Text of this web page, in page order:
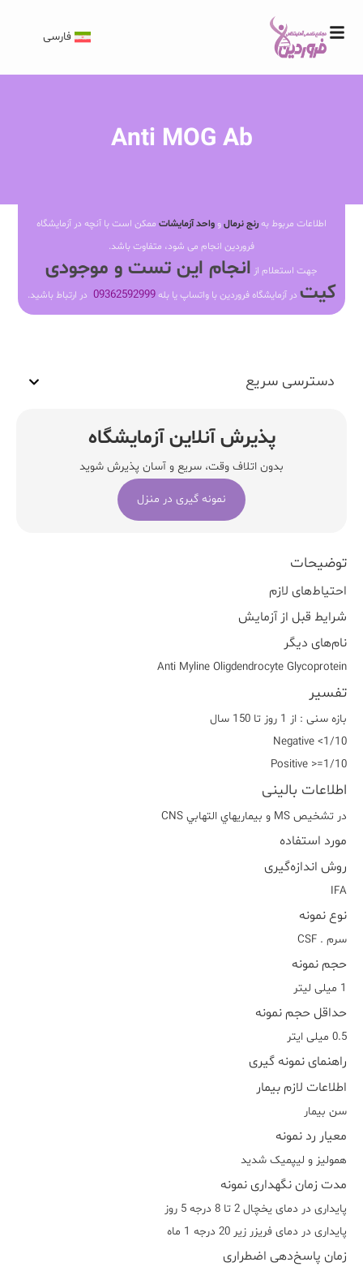
فارسی
Anti MOG Ab
اطلاعات مربوط بهرنج نرمالو واحد آزمایشات ممکن است با آنچه در آزمایشگاه
فروردین انجام می شود، متفاوت باشد.
جهت استعلام از انجام این تست و موجودی
کیت در آزمایشگاه فروردین با واتساپ یا بله09362592999 در ارتباط باشید.
توضیحات
احتیاط‌های لازم
شرایط قبل از آزمایش
نام‌های دیگر
Anti Myline Oligdendrocyte Glycoprotein
تفسیر
بازه سنی : از 1 روز تا 150 سال
Negative <1/10
Positive >=1/10
اطلاعات بالینی
در تشخيص MS و بيماريهاي التهابي CNS
مورد استفاده
روش اندازه‌گیری
IFA
نوع نمونه
سرم . CSF
حجم نمونه
1 میلی لیتر
حداقل حجم نمونه
0.5 میلی ایتر
راهنمای نمونه گیری
اطلاعات لازم بیمار
سن بیمار
معیار رد نمونه
هموليز و ليپميک شديد
مدت زمان نگهداری نمونه
پایداری در دمای یخچال 2 تا 8 درجه 5 روز
پایداری در دمای فریزر زیر 20 درجه 1 ماه
زمان پاسخ‌دهی اضطراری
دسترسی سریع
پذیرش آنلاین آزمایشگاه
بدون اتلاف وقت، سریع و آسان پذیرش شوید
نمونه گیری در منزل